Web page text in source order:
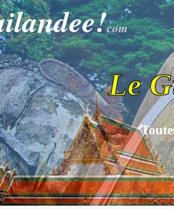
com
Le